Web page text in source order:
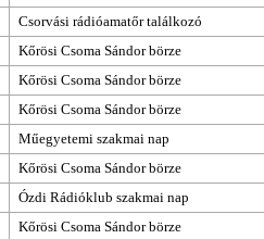
Csorvási rádióamatőr találkozó
Kőrösi Csoma Sándor börze
Kőrösi Csoma Sándor börze
Kőrösi Csoma Sándor börze
Műegyetemi szakmai nap
Kőrösi Csoma Sándor börze
Ózdi Rádióklub szakmai nap
Kőrösi Csoma Sándor börze